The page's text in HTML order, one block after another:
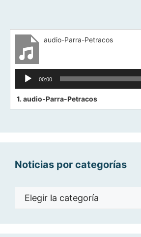
audio-Parra-Petracos
Reproductor
audio
00:00
1. audio-Parra-Petracos
Noticias por categorías
Noticias